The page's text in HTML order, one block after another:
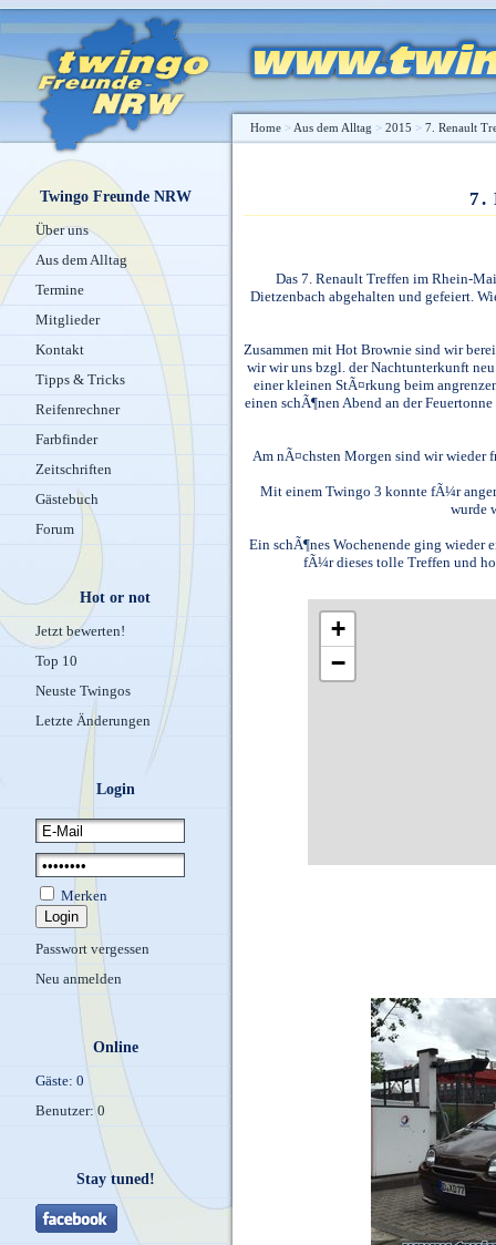
Home > Aus dem Alltag > 2015 > 7. Renault
Twingo Freunde NRW
Über uns
Aus dem Alltag
Termine
Mitglieder
Kontakt
Tipps & Tricks
Reifenrechner
Farbfinder
Zeitschriften
Gästebuch
Forum
Hot or not
Jetzt bewerten!
Top 10
Neuste Twingos
Letzte Änderungen
Login
Merken
Passwort vergessen
Neu anmelden
Online
Gäste: 0
Benutzer: 0
Stay tuned!
7.
Das 7. Renault Treffen im Rhein-
Dietzenbach abgehalten und gefeiert.
Zusammen mit Hot Brownie sind wir
wir wir uns bzgl. der Nachtunterkunft
einer kleinen StÃ¤rkung beim
einen schÃ¶nen Abend an der
Am nÃ¤chsten Morgen sind wir wieder
Mit einem Twingo 3 konnte fÃ¼r
wurde
Ein schÃ¶nes Wochenende ging wieder
fÃ¼r dieses tolle Treffen und
+
−